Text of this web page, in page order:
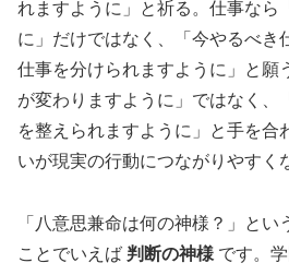
れますように」と祈る。仕事なら
に」だけではなく、「今やるべき
仕事を分けられますように」と願
が変わりますように」ではなく、
を整えられますように」と手を合
いが現実の行動につながりやすく
「八意思兼命は何の神様？」とい
ことでいえば 判断の神様 です。